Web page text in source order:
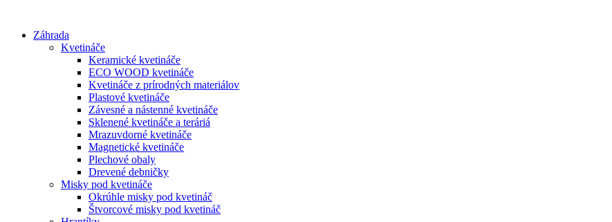
obsah
Záhrada
Kvetináče
Keramické kvetináče
ECO WOOD kvetináče
Kvetináče z prírodných materiálov
Plastové kvetináče
Závesné a nástenné kvetináče
Sklenené kvetináče a teráriá
Mrazuvdorné kvetináče
Magnetické kvetináče
Plechové obaly
Drevené debničky
Misky pod kvetináče
Okrúhle misky pod kvetináč
Štvorcové misky pod kvetináč